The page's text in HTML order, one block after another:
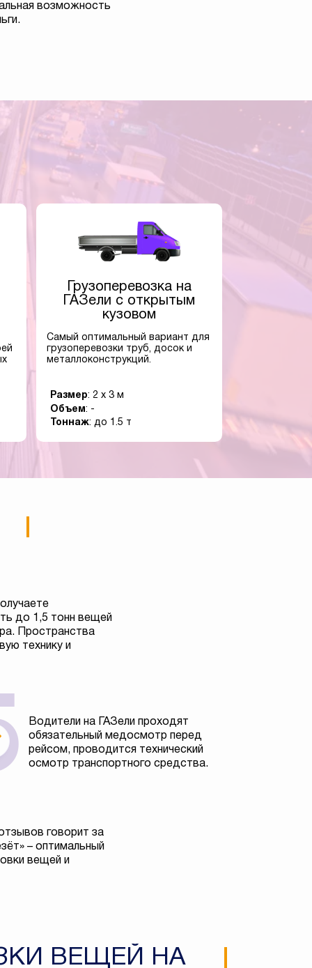
возможность
Грузоперевозка на
ГАЗели с открытым
кузовом
Самый оптимальный вариант для
грузоперевозки труб, досок и
металлоконструкций.
Размер: 2 x 3 м
Объем: -
Тоннаж: до 1.5 т
до 1,5 тонн вещей
Пространства
технику и
Водители на ГАЗели проходят
обязательный медосмотр перед
рейсом, проводится технический
осмотр транспортного средства.
говорит за
– оптимальный
вещей и
ВЕЩЕЙ НА